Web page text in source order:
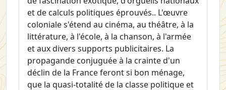
et de calculs politiques éprouvés.. L'œuvre
coloniale s'étend au cinéma, au théâtre, à la
littérature, à l'école, à la chanson, à l'armée
et aux divers supports publicitaires. La
propagande conjuguée à la crainte d'un
déclin de la France feront si bon ménage,
que la quasi-totalité de la classe politique et